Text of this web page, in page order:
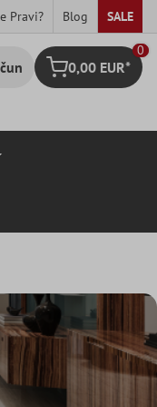
Pravi? Blog SALE
Košarica
0
0,00 EUR*